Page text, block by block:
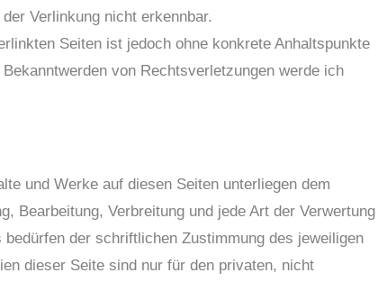
Verlinkung nicht erkennbar.
Seiten ist jedoch ohne konkrete Anhaltspunkte
von Rechtsverletzungen werde ich
und Werke auf diesen Seiten unterliegen dem
Bearbeitung, Verbreitung und jede Art der Verwertung
der schriftlichen Zustimmung des jeweiligen
dieser Seite sind nur für den privaten, nicht